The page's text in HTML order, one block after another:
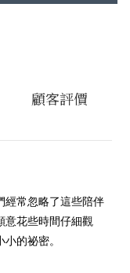
顧客評價
經常忽略了這些陪伴
意花些時間仔細觀
的祕密。